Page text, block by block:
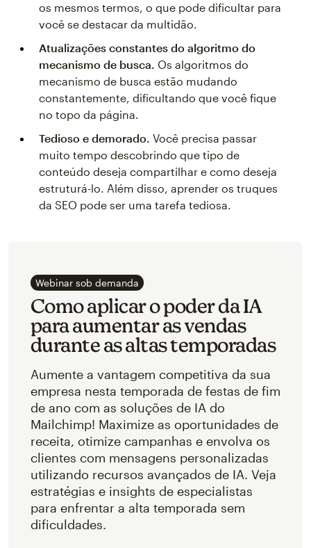
os mesmos termos, o que pode dificultar para
você se destacar da multidão.
Atualizações constantes do algoritmo do
mecanismo de busca. Os algoritmos do
mecanismo de busca estão mudando
constantemente, dificultando que você fique
no topo da página.
Tedioso e demorado. Você precisa passar
muito tempo descobrindo que tipo de
conteúdo deseja compartilhar e como deseja
estruturá-lo. Além disso, aprender os truques
da SEO pode ser uma tarefa tediosa.
Webinar sob demanda
Como aplicar o poder da IA
para aumentar as vendas
durante as altas temporadas
Aumente a vantagem competitiva da sua
empresa nesta temporada de festas de fim
de ano com as soluções de IA do
Mailchimp! Maximize as oportunidades de
receita, otimize campanhas e envolva os
clientes com mensagens personalizadas
utilizando recursos avançados de IA. Veja
estratégias e insights de especialistas
para enfrentar a alta temporada sem
dificuldades.